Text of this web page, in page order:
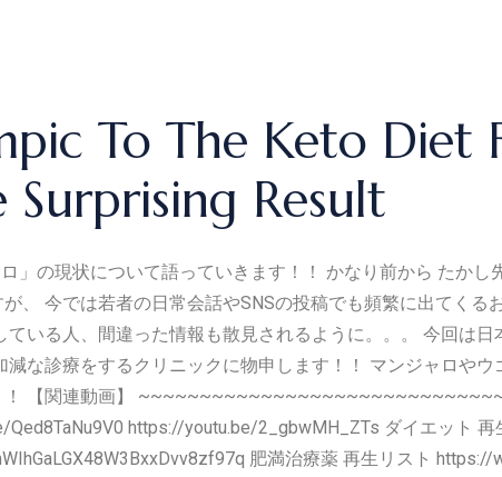
To The Keto Diet
Surprising Result
」の現状について語っていきます！！ かなり前から たかし
、 今では若者の日常会話やSNSの投稿でも頻繁に出てくる
いる人、間違った情報も散見されるように。。。 今回は日
な診療をするクリニックに物申します！！ マンジャロや
！ 【関連動画】
https://youtu.be/2_gbwMH_ZTs ダイエット 再
肥満治療薬 再生リスト https://